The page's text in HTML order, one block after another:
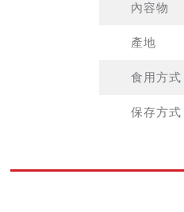
內容物
產地
食用方式
保存方式